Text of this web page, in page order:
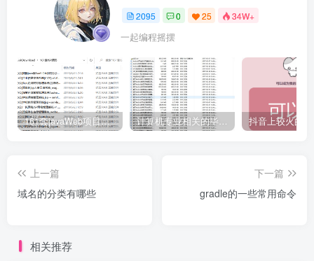
2095 0 25 34W+
一起编程摇摆
161套javaWeb项目源码免费分享 计算机专业相关的毕业设计论文合集免费下载
上一篇
域名的分类有哪些
下一篇
gradle的一些常用命令
相关推荐